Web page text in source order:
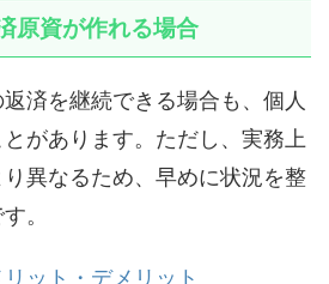
原資が作れる場合
済を継続できる場合も、個人
があります。ただし、実務上
異なるため、早めに状況を整
。
ット・デメリット